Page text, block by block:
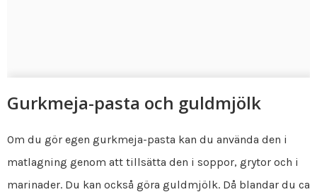
Gurkmeja-pasta och guldmjölk
Om du gör egen gurkmeja-pasta kan du använda den i
matlagning genom att tillsätta den i soppor, grytor och i
marinader. Du kan också göra guldmjölk. Då blandar du ca